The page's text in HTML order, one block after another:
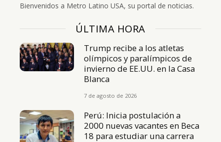
Bienvenidos a Metro Latino USA, su portal de noticias.
ÚLTIMA HORA
Trump recibe a los atletas
olímpicos y paralímpicos de
invierno de EE.UU. en la Casa
Blanca
7 de agosto de 2026
Perú: Inicia postulación a
2000 nuevas vacantes en Beca
18 para estudiar una carrera